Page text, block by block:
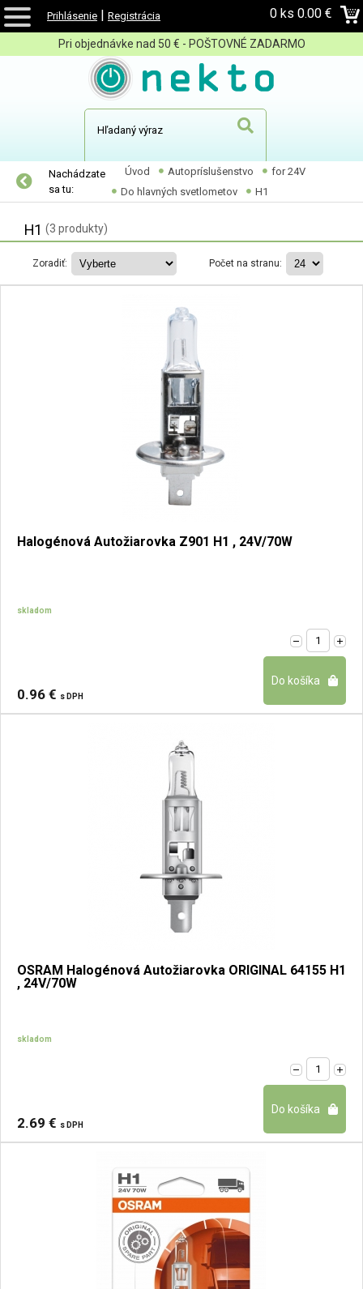
Prihlásenie | Registrácia 0 ks 0.00 €
Pri objednávke nad 50 € - POŠTOVNÉ ZADARMO
Nachádzate
sa tu:
Úvod Autopríslušenstvo
for 24V
Do hlavných svetlometov
H1
H1 (3 produkty)
Zoradiť: Počet na stranu:
Halogénová Autožiarovka Z901 H1 , 24V/70W
skladom
0.96 € s DPH
OSRAM Halogénová Autožiarovka ORIGINAL 64155 H1
, 24V/70W
skladom
2.69 € s DPH